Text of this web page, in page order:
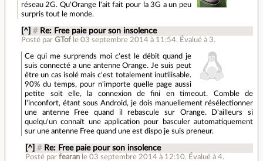
réseau 2G. Qu'Orange l'ait fait pour la 3G a un peu
surpris tout le monde.
[^] # Re: Free paie pour son insolence
Posté parGTof le 03 septembre 2014 à 11:54. Évalué à 3.
Ce qui me surprends moi c'est le débit quand je
suis connecté a une antenne Orange. Je suis peut
être un cas isolé mais c'est totalement inutilisable.
90% du temps, pour n'importe quelle page aussi
petite soit elle, la connexion de fini en timeout. Comble de
l'inconfort, étant sous Android, je dois manuellement résélectionner
une antenne Free quand il rebascule sur Orange. D'ailleurs si
quelqu'un connaît une application pour basculer automatiquement
sur une antenne Free quand une est dispo je suis preneur.
[^] # Re: Free paie pour son insolence
Posté par fearan le 03 septembre 2014 à 12:10. Évalué à 4.